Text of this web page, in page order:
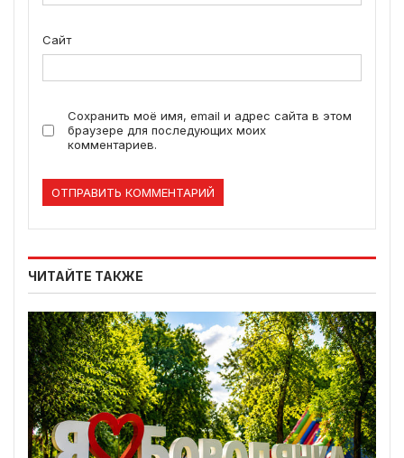
Сайт
Сохранить моё имя, email и адрес сайта в этом
браузере для последующих моих
комментариев.
ЧИТАЙТЕ ТАКЖЕ